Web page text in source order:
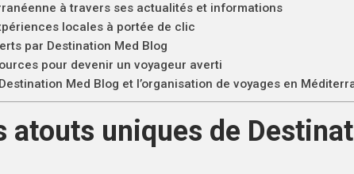
à travers ses actualités et informations
locales à portée de clic
par Destination Med Blog
pour devenir un voyageur averti
Med Blog et l’organisation de voyages en
atouts uniques de